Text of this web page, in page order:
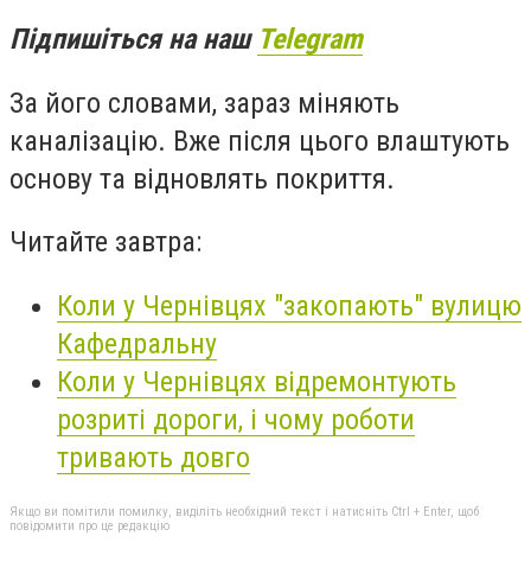
Підпишіться на наш Telegram
За його словами, зараз міняють
каналізацію. Вже після цього влаштують
основу та відновлять покриття.
Читайте завтра:
Коли у Чернівцях "закопають" вулицю
Кафедральну
Коли у Чернівцях відремонтують
розриті дороги, і чому роботи
тривають довго
Якщо ви помітили помилку, виділіть необхідний текст і натисніть Ctrl + Enter, щоб
повідомити про це редакцію